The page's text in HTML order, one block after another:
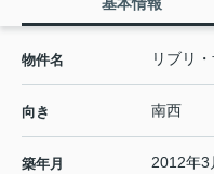
基本情報
物件名 リブリ
向き 南西
築年月 2012年3